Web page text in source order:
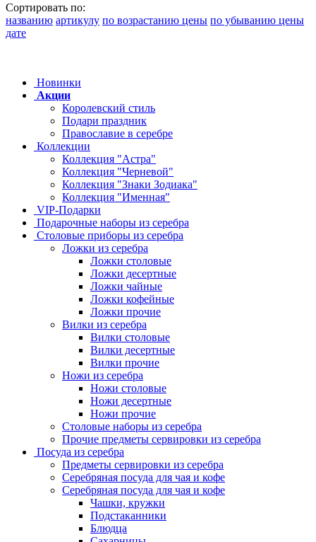
Сортировать по:
названию артикулу по возрастанию цены по убыванию цены
дате
Новинки
Акции
Королевский стиль
Подари праздник
Православие в серебре
Коллекции
Коллекция "Астра"
Коллекция "Черневой"
Коллекция "Знаки Зодиака"
Коллекция "Именная"
VIP-Подарки
Подарочные наборы из серебра
Столовые приборы из серебра
Ложки из серебра
Ложки столовые
Ложки десертные
Ложки чайные
Ложки кофейные
Ложки прочие
Вилки из серебра
Вилки столовые
Вилки десертные
Вилки прочие
Ножи из серебра
Ножи столовые
Ножи десертные
Ножи прочие
Столовые наборы из серебра
Прочие предметы сервировки из серебра
Посуда из серебра
Предметы сервировки из серебра
Серебряная посуда для чая и кофе
Серебряная посуда для чая и кофе
Чашки, кружки
Подстаканники
Блюдца